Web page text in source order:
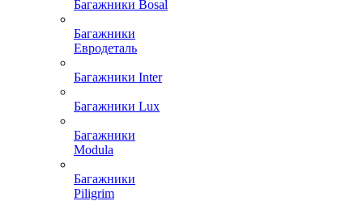
Багажники Bosal
Багажники
Евродеталь
Багажники Inter
Багажники Lux
Багажники
Modula
Багажники
Piligrim